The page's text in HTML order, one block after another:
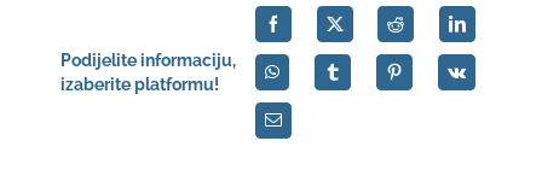
Podijelite informaciju,
izaberite platformu!